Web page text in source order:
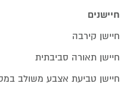
חיישנים
חיישן קירבה
חיישן תאורה סביבתית
חיישן טביעת אצבע משולב